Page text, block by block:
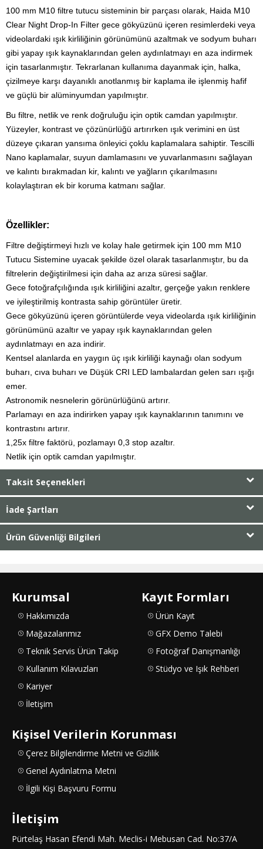
100 mm M10 filtre tutucu sisteminin bir parçası olarak, Haida M10
Clear Night Drop-In Filter gece gökyüzünü içeren resimlerdeki veya
videolardaki ışık kirliliğinin görünümünü azaltmak ve sodyum buharı
gibi yapay ışık kaynaklarından gelen aydınlatmayı en aza indirmek
için tasarlanmıştır. Tekrarlanan kullanıma dayanmak için, halka,
çizilmeye karşı dayanıklı anotlanmış bir kaplama ile işlenmiş hafif
ve güçlü bir alüminyumdan yapılmıştır.
Bu filtre, netlik ve renk doğruluğu için optik camdan yapılmıştır.
Yüzeyler, kontrast ve çözünürlüğü artırırken ışık verimini en üst
düzeye çıkaran yansıma önleyici çoklu kaplamalara sahiptir. Tescilli
Nano kaplamalar, suyun damlamasını ve yuvarlanmasını sağlayan
ve kalıntı bırakmadan kir, kalıntı ve yağların çıkarılmasını
kolaylaştıran ek bir koruma katmanı sağlar.
Özellikler:
Filtre değiştirmeyi hızlı ve kolay hale getirmek için 100 mm M10
Tutucu Sistemine uyacak şekilde özel olarak tasarlanmıştır, bu da
filtrelerin değiştirilmesi için daha az arıza süresi sağlar.
Gece fotoğrafçılığında ışık kirliliğini azaltır, gerçeğe yakın renklere
ve iyileştirilmiş kontrasta sahip görüntüler üretir.
Gece gökyüzünü içeren görüntülerde veya videolarda ışık kirliliğinin
görünümünü azaltır ve yapay ışık kaynaklarından gelen
aydınlatmayı en aza indirir.
Kentsel alanlarda en yaygın üç ışık kirliliği kaynağı olan sodyum
buharı, cıva buharı ve Düşük CRI LED lambalardan gelen sarı ışığı
emer.
Astronomik nesnelerin görünürlüğünü artırır.
Parlamayı en aza indirirken yapay ışık kaynaklarının tanımını ve
kontrastını artırır.
1,25x filtre faktörü, pozlamayı 0,3 stop azaltır.
Netlik için optik camdan yapılmıştır.
Taksit Seçenekleri
İade Şartları
Ürün Güvenliği Bilgileri
Kurumsal
Hakkımızda
Mağazalarımız
Teknik Servis Ürün Takip
Kullanım Kılavuzları
Kariyer
İletişim
Kayıt Formları
Ürün Kayıt
GFX Demo Talebi
Fotoğraf Danışmanlığı
Stüdyo ve Işık Rehberi
Kişisel Verilerin Korunması
Çerez Bilgilendirme Metni ve Gizlilik
Genel Aydınlatma Metni
İlgili Kişi Başvuru Formu
İletişim
Pürtelaş Hasan Efendi Mah. Meclis-i Mebusan Cad. No:37/A